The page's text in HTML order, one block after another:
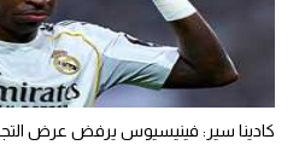
كادينا سير: فينيسيوس يرفض عرض